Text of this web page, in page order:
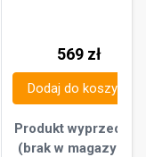
569 zł
Dodaj do koszyka
Produkt wyprzedany
(brak w magazynie)